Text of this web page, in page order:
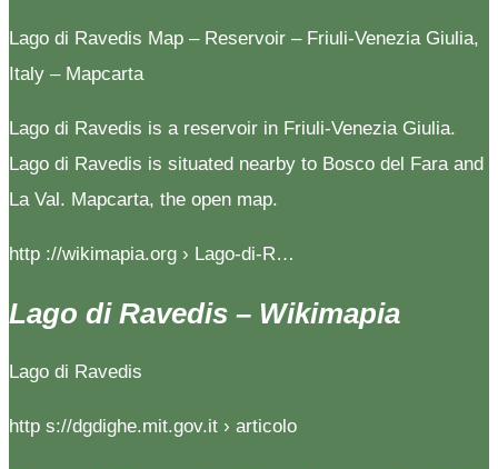
Lago di Ravedis Map – Reservoir – Friuli-Venezia Giulia,
Italy – Mapcarta
Lago di Ravedis is a reservoir in Friuli-Venezia Giulia.
Lago di Ravedis is situated nearby to Bosco del Fara and
La Val. Mapcarta, the open map.
http ://wikimapia.org › Lago-di-R…
Lago di Ravedis – Wikimapia
Lago di Ravedis
http s://dgdighe.mit.gov.it › articolo